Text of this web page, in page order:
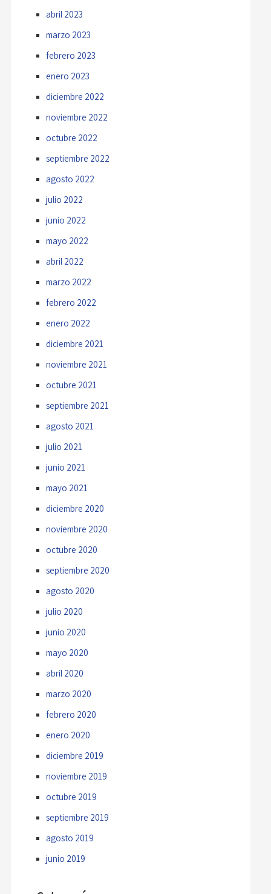
abril 2023
marzo 2023
febrero 2023
enero 2023
diciembre 2022
noviembre 2022
octubre 2022
septiembre 2022
agosto 2022
julio 2022
junio 2022
mayo 2022
abril 2022
marzo 2022
febrero 2022
enero 2022
diciembre 2021
noviembre 2021
octubre 2021
septiembre 2021
agosto 2021
julio 2021
junio 2021
mayo 2021
diciembre 2020
noviembre 2020
octubre 2020
septiembre 2020
agosto 2020
julio 2020
junio 2020
mayo 2020
abril 2020
marzo 2020
febrero 2020
enero 2020
diciembre 2019
noviembre 2019
octubre 2019
septiembre 2019
agosto 2019
junio 2019